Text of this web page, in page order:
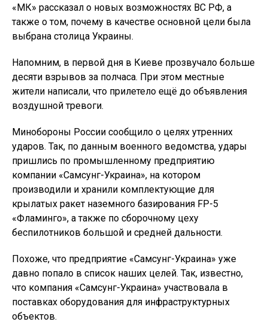
«МК» рассказал о новых возможностях ВС РФ, а
также о том, почему в качестве основной цели была
выбрана столица Украины.
Напомним, в первой дня в Киеве прозвучало больше
десяти взрывов за полчаса. При этом местные
жители написали, что прилетело ещё до объявления
воздушной тревоги.
Минобороны России сообщило о целях утренних
ударов. Так, по данным военного ведомства, удары
пришлись по промышленному предприятию
компании «Самсунг-Украина», на котором
производили и хранили комплектующие для
крылатых ракет наземного базирования FP-5
«Фламинго», а также по сборочному цеху
беспилотников большой и средней дальности.
Похоже, что предприятие «Самсунг-Украина» уже
давно попало в список наших целей. Так, известно,
что компания «Самсунг-Украина» участвовала в
поставках оборудования для инфраструктурных
объектов.